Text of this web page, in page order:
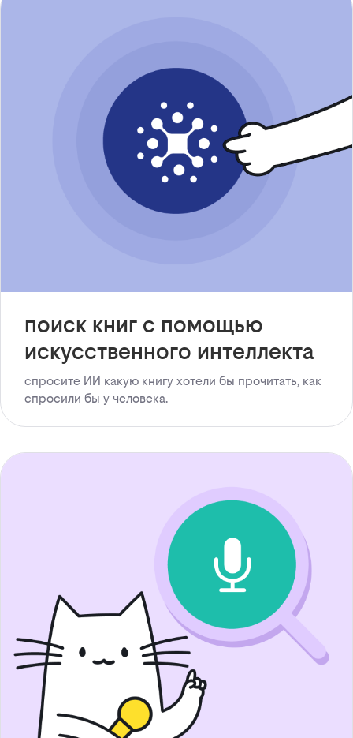
поиск книг с помощью
искусственного интеллекта
спросите ИИ какую книгу хотели бы прочитать, как
спросили бы у человека.